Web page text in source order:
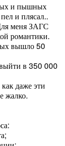
и пышных
и плясал..
меня ЗАГС
романтики.
вышло 50
в 350 000
даже эти
жалко.